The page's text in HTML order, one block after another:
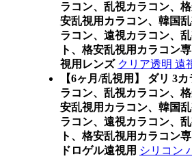
ラコン、乱視カラコン、
安乱視用カラコン、韓国
ラコン、遠視カラコン、
ト、格安乱視用カラコン
視用レンズ クリア透明 遠
【6ヶ月/乱視用】 ダリ 3
ラコン、乱視カラコン、
安乱視用カラコン、韓国
ラコン、遠視カラコン、
ト、格安乱視用カラコン
ドロゲル遠視用 シリコン